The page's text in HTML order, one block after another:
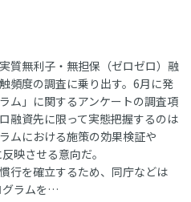
質無利子・無担保（ゼロゼロ）融
頻度の調査に乗り出す。6月に発
ム」に関するアンケートの調査項
融資先に限って実態把握するのは
ムにおける施策の効果検証や
映させる意向だ。
行を確立するため、同庁などは
グラムを…